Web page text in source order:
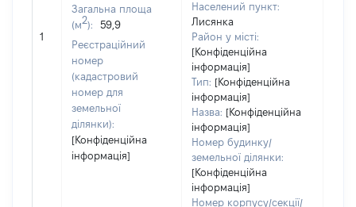
1
Загальна площа
(м2):
59,9
Реєстраційний
номер
(кадастровий
номер для
земельної
ділянки):
[Конфіденційна
інформація]
Населений пункт:
Лисянка
Район у місті:
[Конфіденційна
інформація]
Тип: [Конфіденційна
інформація]
Назва: [Конфіденційна
інформація]
Номер будинку/
земельної ділянки:
[Конфіденційна
інформація]
Номер корпусу/секції/